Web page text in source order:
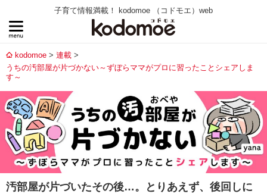
子育て情報満載！ kodomoe （コドモエ）web
kodomoe
連載
うちの汚部屋が片づかない～ずぼらママがプロに習ったことシェアしま
す～
汚部屋が片づいたその後…。とりあえず、後回しに